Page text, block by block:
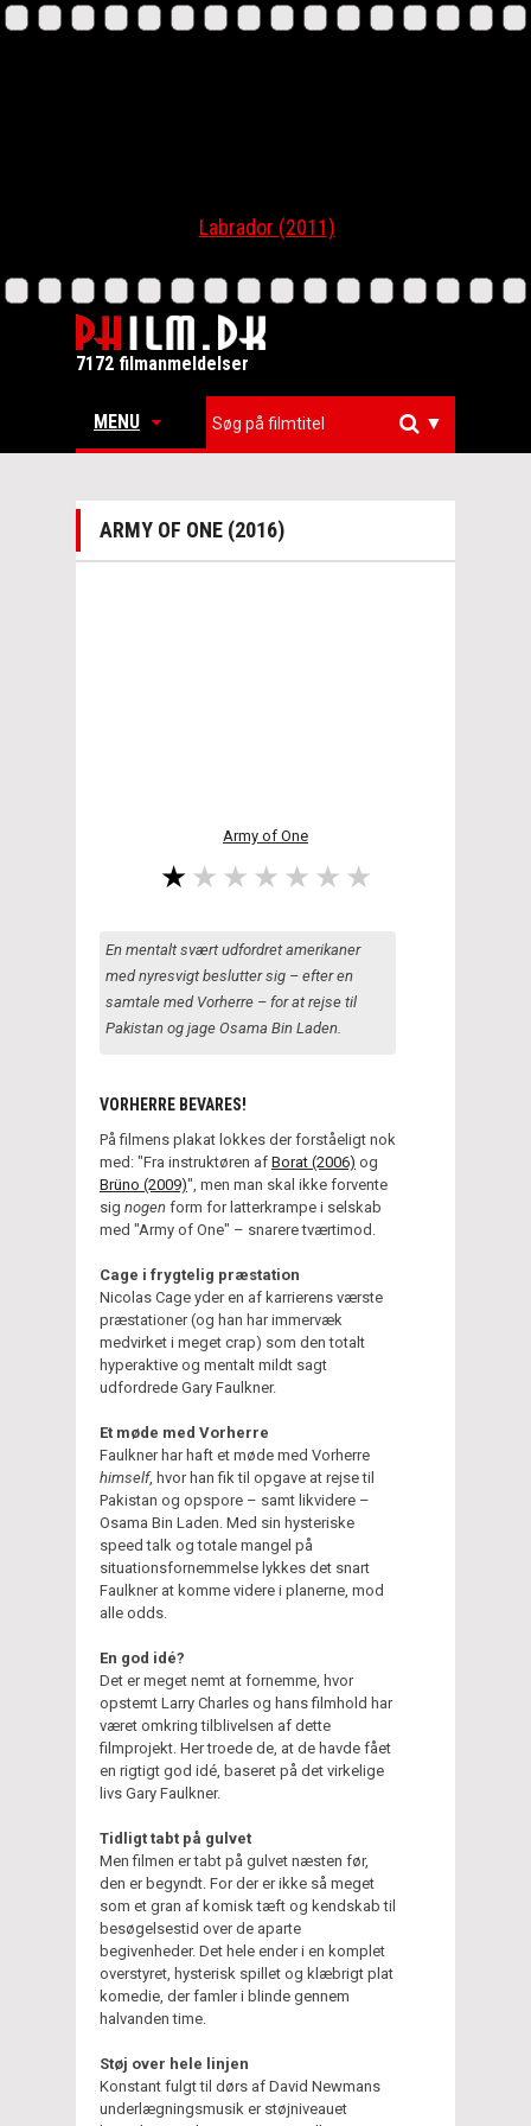
Labrador (2011)
7172 filmanmeldelser
MENU ▼
ARMY OF ONE (2016)
Army of One
En mentalt svært udfordret amerikaner
med nyresvigt beslutter sig – efter en
samtale med Vorherre – for at rejse til
Pakistan og jage Osama Bin Laden.
VORHERRE BEVARES!
På filmens plakat lokkes der forståeligt nok
med: "Fra instruktøren af Borat (2006) og
Brüno (2009)", men man skal ikke forvente
sig nogen form for latterkrampe i selskab
med "Army of One" – snarere tværtimod.
Cage i frygtelig præstation
Nicolas Cage yder en af karrierens værste
præstationer (og han har immervæk
medvirket i meget crap) som den totalt
hyperaktive og mentalt mildt sagt
udfordrede Gary Faulkner.
Et møde med Vorherre
Faulkner har haft et møde med Vorherre
himself, hvor han fik til opgave at rejse til
Pakistan og opspore – samt likvidere –
Osama Bin Laden. Med sin hysteriske
speed talk og totale mangel på
situationsfornemmelse lykkes det snart
Faulkner at komme videre i planerne, mod
alle odds.
En god idé?
Det er meget nemt at fornemme, hvor
opstemt Larry Charles og hans filmhold har
været omkring tilblivelsen af dette
filmprojekt. Her troede de, at de havde fået
en rigtigt god idé, baseret på det virkelige
livs Gary Faulkner.
Tidligt tabt på gulvet
Men filmen er tabt på gulvet næsten før,
den er begyndt. For der er ikke så meget
som et gran af komisk tæft og kendskab til
besøgelsestid over de aparte
begivenheder. Det hele ender i en komplet
overstyret, hysterisk spillet og klæbrigt plat
komedie, der famler i blinde gennem
halvanden time.
Støj over hele linjen
Konstant fulgt til dørs af David Newmans
underlægningsmusik er støjniveauet